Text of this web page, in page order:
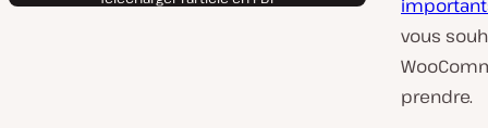
vous
prendre.